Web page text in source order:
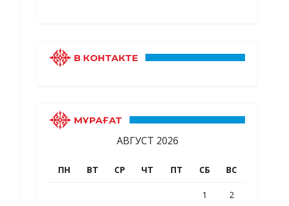
В КОНТАКТЕ
МҰРАҒАТ
АВГУСТ 2026
ПН ВТ СР ЧТ ПТ СБ ВС
1 2